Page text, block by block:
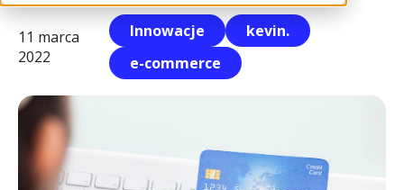
e
r
m
11 marca
2022
Innowacje
kevin.
e-commerce